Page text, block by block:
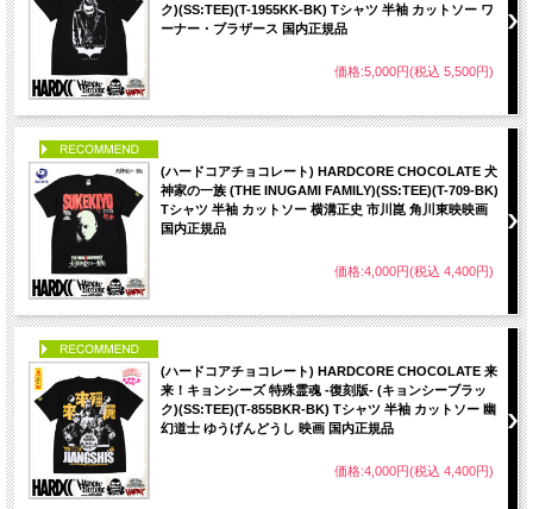
ク)(SS:TEE)(T-1955KK-BK) Tシャツ 半袖 カットソー ワ
ーナー・ブラザース 国内正規品
価格:5,000円(税込 5,500円)
(ハードコアチョコレート) HARDCORE CHOCOLATE 犬
神家の一族 (THE INUGAMI FAMILY)(SS:TEE)(T-709-BK)
Tシャツ 半袖 カットソー 横溝正史 市川崑 角川東映映画
国内正規品
価格:4,000円(税込 4,400円)
(ハードコアチョコレート) HARDCORE CHOCOLATE 来
来！キョンシーズ 特殊霊魂 -復刻版- (キョンシーブラッ
ク)(SS:TEE)(T-855BKR-BK) Tシャツ 半袖 カットソー 幽
幻道士 ゆうげんどうし 映画 国内正規品
価格:4,000円(税込 4,400円)